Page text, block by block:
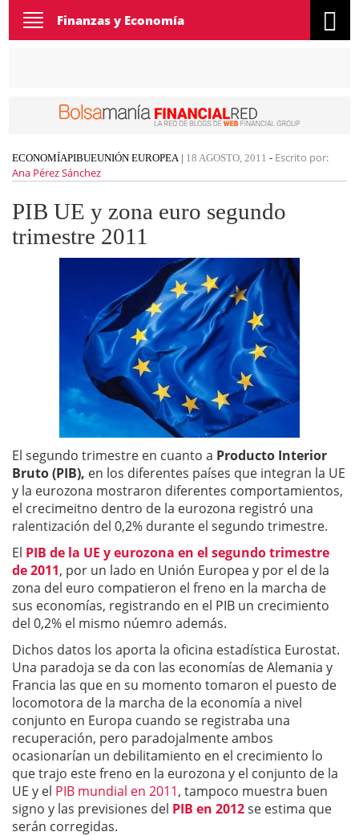
Toggle
navigation
Finanzas y Economía
ECONOMÍAPIBUEUNIÓN EUROPEA| 18 AGOSTO, 2011 - Escrito por:
Ana Pérez Sánchez
PIB UE y zona euro segundo
trimestre 2011
El segundo trimestre en cuanto a Producto Interior
Bruto (PIB), en los diferentes países que integran la UE
y la eurozona mostraron diferentes comportamientos,
el crecimeitno dentro de la eurozona registró una
ralentización del 0,2% durante el segundo trimestre.
El PIB de la UE y eurozona en el segundo trimestre
de 2011, por un lado en Unión Europea y por el de la
zona del euro compatieron el freno en la marcha de
sus economías, registrando en el PIB un crecimiento
del 0,2% el mismo núemro además.
Dichos datos los aporta la oficina estadística Eurostat.
Una paradoja se da con las economías de Alemania y
Francia las que en su momento tomaron el puesto de
locomotora de la marcha de la economía a nivel
conjunto en Europa cuando se registraba una
recuperación, pero paradojalmente ambos
ocasionarían un debilitamiento en el crecimiento lo
que trajo este freno en la eurozona y el conjunto de la
UE y el PIB mundial en 2011, tampoco muestra buen
signo y las previsiones del PIB en 2012se estima que
serán corregidas.